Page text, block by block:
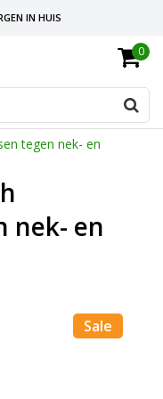
IN HUIS
RUILEN
0
tegen nek- en
nek- en
Sale